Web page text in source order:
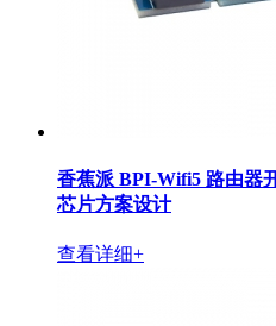
香蕉派 BPI-Wifi5 路由器
芯片方案设计
查看详细+